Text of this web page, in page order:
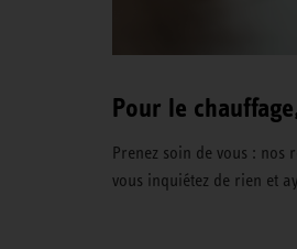
Pour le
Prenez soin de vous : nos
vous inquiétez de rien et